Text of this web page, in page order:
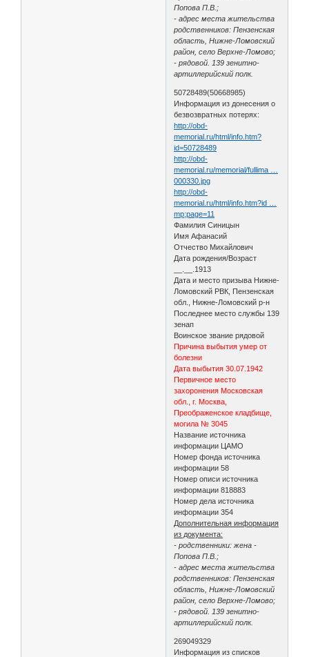
Попова П.В.;
- адрес места жительства
родственников: Пензенская
область, Нижне-Ломовский
район, село Верхне-Ломово;
- рядовой. 139 зенитно-
артиллерийский полк.
50728489(50668985)
Информация из донесения о
безвозвратных потерях:
http://obd-
memorial.ru/html/info.htm?
id=50728489
http://obd-
memorial.ru/memorial/fullima …
000330.jpg
http://obd-
memorial.ru/html/info.htm?id …
mp;page=11
Фамилия Синицын
Имя Афанасий
Отчество Михайлович
Дата рождения/Возраст
__.__.1913
Дата и место призыва Нижне-
Ломовский РВК, Пензенская
обл., Нижне-Ломовский р-н
Последнее место службы 139
зенап
Воинское звание рядовой
Причина выбытия умер от
болезни
Дата выбытия 30.07.1942
Первичное место
захоронения Московская
обл., г. Москва,
Преображенское кладбище,
могила № 3045
Название источника
информации ЦАМО
Номер фонда источника
информации 58
Номер описи источника
информации 818883
Номер дела источника
информации 354
Дополнительная информация
из документа:
- родственники: жена -
Попова П.В.;
- адрес места жительства
родственников: Пензенская
область, Нижне-Ломовский
район, село Верхне-Ломово;
- рядовой. 139 зенитно-
артиллерийский полк.
269049329
Информация из списков